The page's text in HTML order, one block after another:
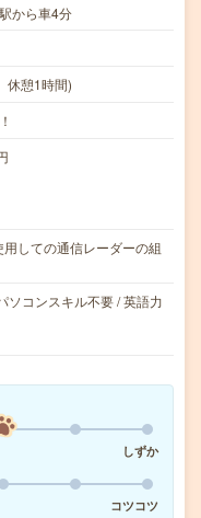
から車4分
憩1時間)
しての通信レーダーの組
ソコンスキル不要 / 英語力
しずか
コツコツ